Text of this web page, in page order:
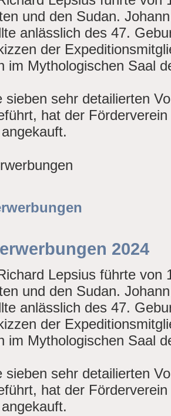
und den Sudan.
anlässlich des 47.
der
im Mythologischen Saal
sieben sehr detailierten
hat der
2024
Lepsius führte von
und den Sudan.
anlässlich des 47.
der
im Mythologischen Saal
sieben sehr detailierten
hat der